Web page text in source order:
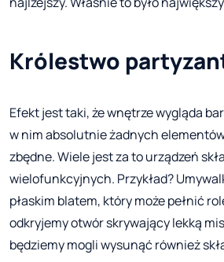
Królestwo
Efekt jest taki, że wnętrze wygląda
w nim absolutnie żadnych
zbędne. Wiele jest za to urządzeń
wielofunkcyjnych. Przykład?
płaskim blatem, który może pełnić
odkryjemy otwór skrywający lekką
będziemy mogli wysunąć również